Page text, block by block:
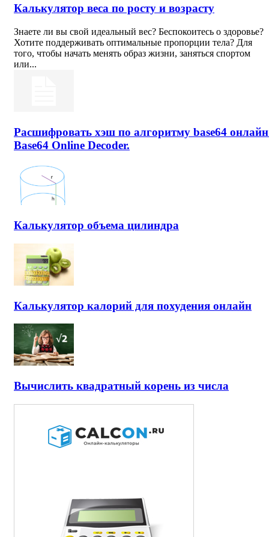
Калькулятор веса по росту и возрасту
Знаете ли вы свой идеальный вес? Беспокоитесь о здоровье?
Хотите поддерживать оптимальные пропорции тела? Для
того, чтобы начать менять образ жизни, заняться спортом
или...
Расшифровать хэш по алгоритму base64
Base64 Online Decoder.
Калькулятор объема цилиндра
Калькулятор калорий для похудения онлайн
Вычислить квадратный корень из числа